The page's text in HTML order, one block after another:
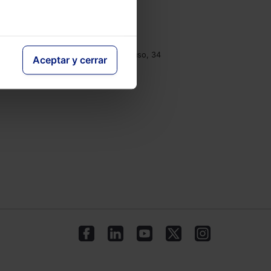
Aceptar y cerrar
Monasterios de Suso y Yuso, 34